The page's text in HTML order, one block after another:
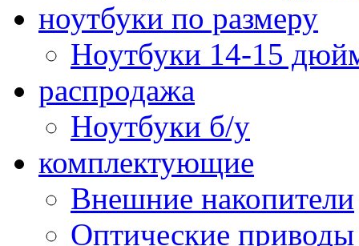
ноутбуки по размеру
Ноутбуки 14-15
распродажа
Ноутбуки б/у
комплектующие
Внешние накопители
Оптические приводы